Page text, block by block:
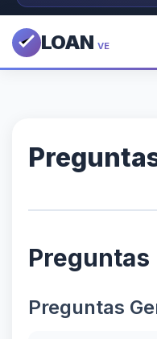
LOAN VE
Preguntas